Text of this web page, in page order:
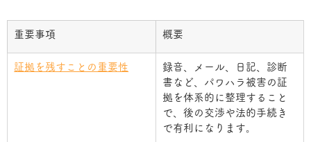
重要事項 概要
証拠を残すことの重要性
録音、メール、日記、診断
書など、パワハラ被害の証
拠を体系的に整理すること
で、後の交渉や法的手続き
で有利になります。